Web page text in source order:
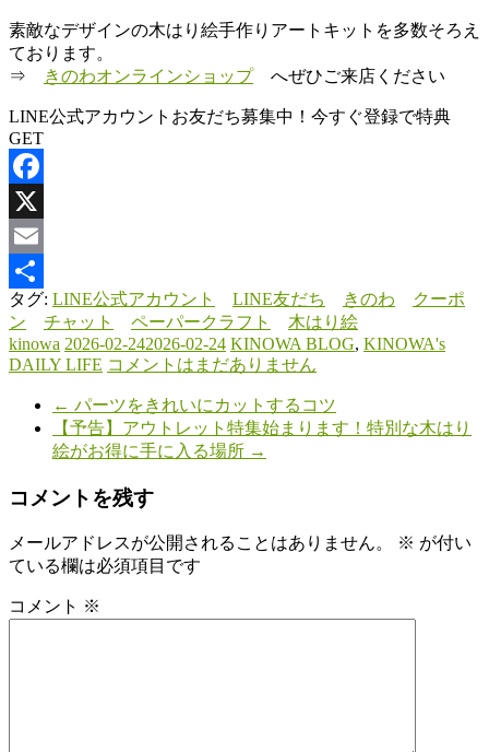
素敵なデザインの木はり絵手作りアートキットを多数そろえ
ております。
⇒
きのわオンラインショップへぜひご来店ください
LINE公式アカウントお友だち募集中！今すぐ登録で特典
GET
Facebook
X
Email
共
有
タグ: LINE公式アカウント LINE友だち きのわ
クーポ
ン
チャット ペーパークラフト
木はり絵
kinowa 2026-02-242026-02-24 KINOWA BLOG, KINOWA's
DAILY LIFE コメントはまだありません
← パーツをきれいにカットするコツ
【予告】アウトレット特集始まります！特別な木はり
絵がお得に手に入る場所 →
コメントを残す
メールアドレスが公開されることはありません。 ※ が付い
ている欄は必須項目です
コメント ※